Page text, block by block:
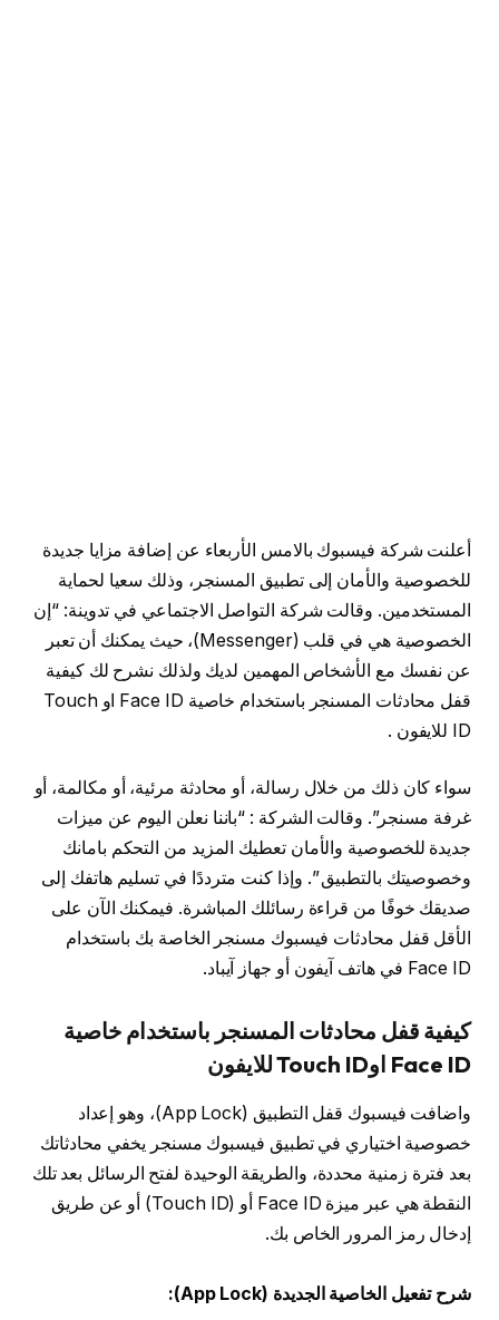
أعلنت شركة فيسبوك بالامس الأربعاء عن إضافة مزايا جديدة
للخصوصية والأمان إلى تطبيق المسنجر، وذلك سعيا لحماية
المستخدمين. وقالت شركة التواصل الاجتماعي في تدوينة: “إن
الخصوصية هي في قلب (Messenger)، حيث يمكنك أن تعبر
عن نفسك مع الأشخاص المهمين لديك ولذلك نشرح لك كيفية
قفل محادثات المسنجر باستخدام خاصية Face ID او Touch
ID للايفون .
سواء كان ذلك من خلال رسالة، أو محادثة مرئية، أو مكالمة، أو
غرفة مسنجر”. وقالت الشركة : “باننا نعلن اليوم عن ميزات
جديدة للخصوصية والأمان تعطيك المزيد من التحكم بامانك
وخصوصيتك بالتطبيق ”. وإذا كنت مترددًا في تسليم هاتفك إلى
صديقك خوفًا من قراءة رسائلك المباشرة. فيمكنك الآن على
الأقل قفل محادثات فيسبوك مسنجر الخاصة بك باستخدام
Face ID في هاتف آيفون أو جهاز آيباد.
كيفية قفل محادثات المسنجر باستخدام خاصية
Face ID اوTouch ID للايفون
واضافت فيسبوك قفل التطبيق (App Lock)، وهو إعداد
خصوصية اختياري في تطبيق فيسبوك مسنجر يخفي محادثاتك
بعد فترة زمنية محددة، والطريقة الوحيدة لفتح الرسائل بعد تلك
النقطة هي عبر ميزة Face ID أو (Touch ID) أو عن طريق
إدخال رمز المرور الخاص بك.
شرح تفعيل الخاصية الجديدة (App Lock):